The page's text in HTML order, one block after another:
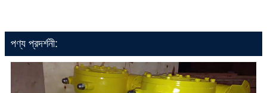
পণ্য প্রদর্শনী: